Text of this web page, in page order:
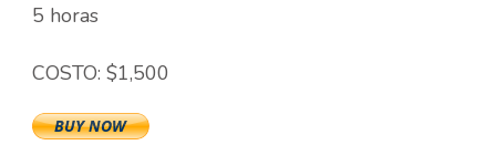
5 horas
COSTO: $1,500